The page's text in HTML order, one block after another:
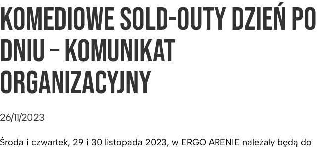
KOMEDIOWE SOLD-OUTY DZIEŃ PO
DNIU – KOMUNIKAT
ORGANIZACYJNY
26/11/2023
Środa i czwartek, 29 i 30 listopada 2023, w ERGO ARENIE należały będą do